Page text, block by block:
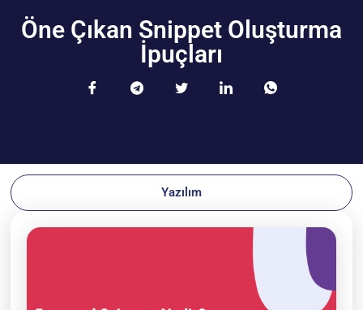
Öne Çıkan Snippet Oluşturma
İpuçları
Yazılım